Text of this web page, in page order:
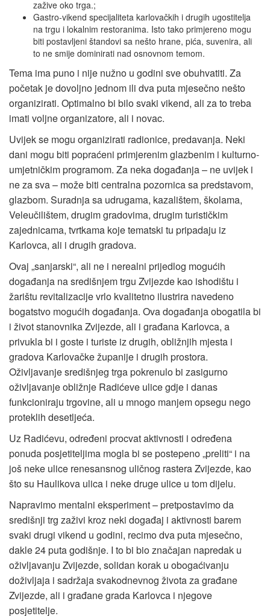
zažive oko trga.;
Gastro-vikend specijaliteta karlovačkih i drugih ugostitelja
na trgu i lokalnim restoranima. Isto tako primjereno mogu
biti postavljeni štandovi sa nešto hrane, pića, suvenira, ali
to ne smije dominirati nad osnovnom temom.
Tema ima puno i nije nužno u godini sve obuhvatiti. Za
početak je dovoljno jednom ili dva puta mjesečno nešto
organizirati. Optimalno bi bilo svaki vikend, ali za to treba
imati voljne organizatore, ali i novac.
Uvijek se mogu organizirati radionice, predavanja. Neki
dani mogu biti popraćeni primjerenim glazbenim i kulturno-
umjetničkim programom. Za neka događanja – ne uvijek i
ne za sva – može biti centralna pozornica sa predstavom,
glazbom. Suradnja sa udrugama, kazalištem, školama,
Veleučilištem, drugim gradovima, drugim turističkim
zajednicama, tvrtkama koje tematski tu pripadaju iz
Karlovca, ali i drugih gradova.
Ovaj „sanjarski“, ali ne i nerealni prijedlog mogućih
događanja na središnjem trgu Zvijezde kao ishodištu i
žarištu revitalizacije vrlo kvalitetno ilustrira navedeno
bogatstvo mogućih događanja. Ova događanja obogatila bi
i život stanovnika Zvijezde, ali i građana Karlovca, a
privukla bi i goste i turiste iz drugih, obližnjih mjesta i
gradova Karlovačke županije i drugih prostora.
Oživljavanje središnjeg trga pokrenulo bi zasigurno
oživljavanje obližnje Radićeve ulice gdje i danas
funkcioniraju trgovine, ali u mnogo manjem opsegu nego
proteklih desetljeća.
Uz Radićevu, određeni procvat aktivnosti i određena
ponuda posjetiteljima mogla bi se postepeno „preliti“ i na
još neke ulice renesansnog uličnog rastera Zvijezde, kao
što su Haulikova ulica i neke druge ulice u tom dijelu.
Napravimo mentalni eksperiment – pretpostavimo da
središnji trg zaživi kroz neki događaj i aktivnosti barem
svaki drugi vikend u godini, recimo dva puta mjesečno,
dakle 24 puta godišnje. I to bi bio značajan napredak u
oživljavanju Zvijezde, solidan korak u obogaćivanju
doživljaja i sadržaja svakodnevnog života za građane
Zvijezde, ali i građane grada Karlovca i njegove
posjetitelje.